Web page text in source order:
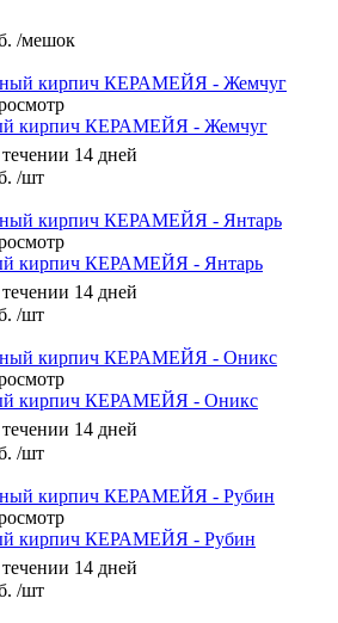
/мешок
кирпич КЕРАМЕЙЯ - Жемчуг
14 дней
/шт
кирпич КЕРАМЕЙЯ - Янтарь
14 дней
/шт
кирпич КЕРАМЕЙЯ - Оникс
14 дней
/шт
кирпич КЕРАМЕЙЯ - Рубин
14 дней
/шт